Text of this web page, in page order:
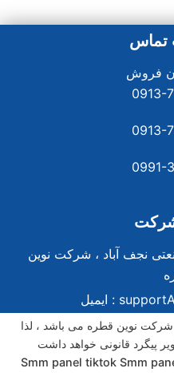
تماس
0913-
0913-
0991-
نجف آباد ، شرکت نوین
ایمیل :
نوین قطره می باشد ، لذا
Smm panel tiktok Smm